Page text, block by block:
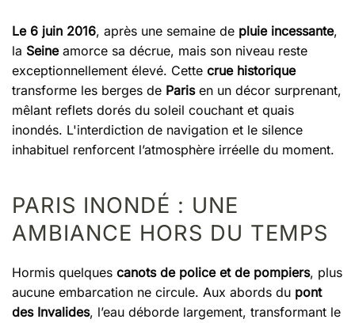
Le 6 juin 2016, après une semaine de pluie incessante,
la Seineamorce sa décrue, mais son niveau reste
exceptionnellement élevé. Cette crue historique
transforme les berges de Parisen un décor surprenant,
mêlant reflets dorés du soleil couchant et quais
inondés. L'interdiction de navigation et le silence
inhabituel renforcent l’atmosphère irréelle du moment.
PARIS INONDÉ : UNE
AMBIANCE HORS DU TEMPS
Hormis quelques canots de police et de pompiers, plus
aucune embarcation ne circule. Aux abords du pont
des Invalides, l’eau déborde largement, transformant le